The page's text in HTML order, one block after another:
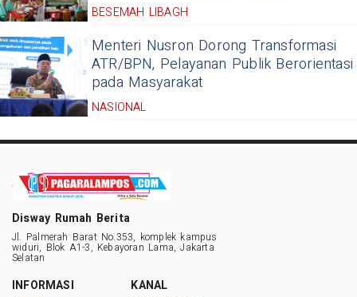
BESEMAH LIBAGH
Menteri Nusron Dorong Transformasi
ATR/BPN, Pelayanan Publik Berorientasi
pada Masyarakat
NASIONAL
Disway Rumah Berita
Jl. Palmerah Barat No.353, komplek kampus
widuri, Blok A1-3, Kebayoran Lama, Jakarta
Selatan
INFORMASI
KANAL